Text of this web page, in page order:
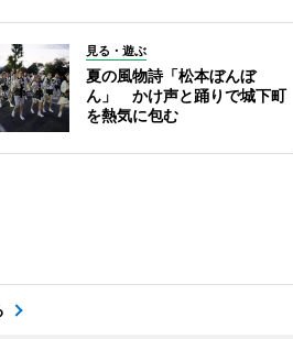
見る・遊ぶ
夏の風物詩「松本ぼんぼ
ん」 かけ声と踊りで城下町
を熱気に包む